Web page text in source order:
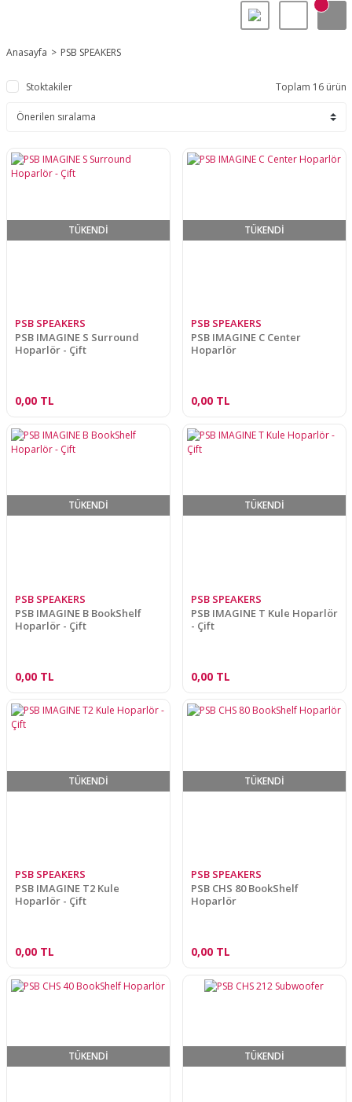
Anasayfa PSB SPEAKERS
Stoktakiler Toplam 16 ürün
TÜKENDİ
PSB SPEAKERS
PSB IMAGINE S Surround
Hoparlör - Çift
0,00 TL
TÜKENDİ
PSB SPEAKERS
PSB IMAGINE C Center
Hoparlör
0,00 TL
TÜKENDİ
PSB SPEAKERS
PSB IMAGINE B BookShelf
Hoparlör - Çift
0,00 TL
TÜKENDİ
PSB SPEAKERS
PSB IMAGINE T Kule Hoparlör
- Çift
0,00 TL
TÜKENDİ
PSB SPEAKERS
PSB IMAGINE T2 Kule
Hoparlör - Çift
0,00 TL
TÜKENDİ
PSB SPEAKERS
PSB CHS 80 BookShelf
Hoparlör
0,00 TL
TÜKENDİ TÜKENDİ